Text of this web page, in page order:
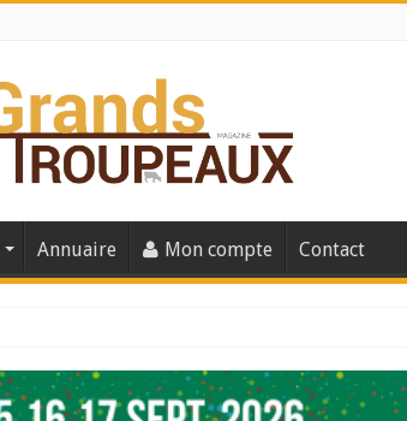
Annuaire Mon compte Contact